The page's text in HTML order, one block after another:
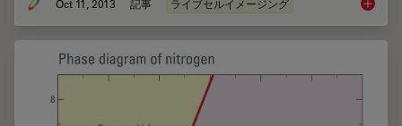
Oct 11, 2013 記事 ライブセルイメージング Nobel